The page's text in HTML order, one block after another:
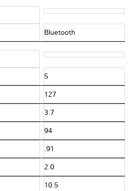
Bluetooth
5
127
3.7
94
.91
2.0
10.5